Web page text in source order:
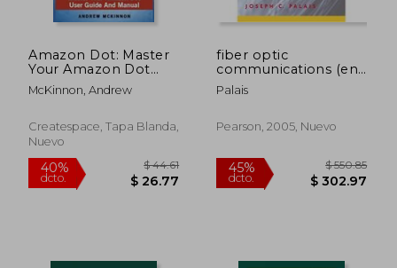
40% $ 101.79 40%
Amazon Dot: Master
Your Amazon Dot
User Guide and
Manual (en Inglés)
McKinnon, Andrew
Createspace, Tapa Blanda,
Nuevo
fiber optic
communications (en
Inglés)
Palais
Pearson, 2005, Nuevo